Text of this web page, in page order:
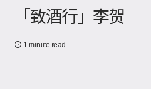
「致酒行」李贺
1 minute read